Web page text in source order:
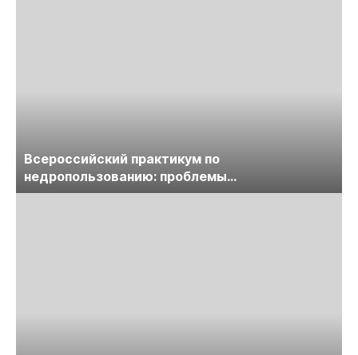
Всероссийский практикум по
недропользованию: проблемы
лицензирования, цифровизации, экспертизы